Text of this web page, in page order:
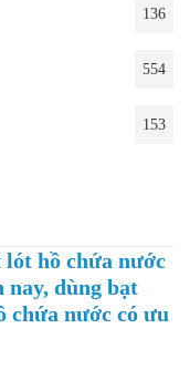
136
554
153
lót hồ chứa nước
nay, dùng bạt
chứa nước có ưu